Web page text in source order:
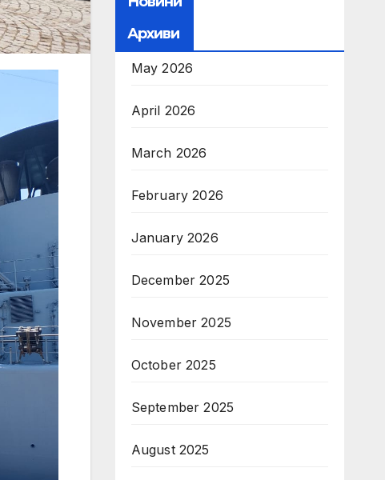
Архиви
May 2026
April 2026
March 2026
February 2026
January 2026
December 2025
November 2025
October 2025
September 2025
August 2025